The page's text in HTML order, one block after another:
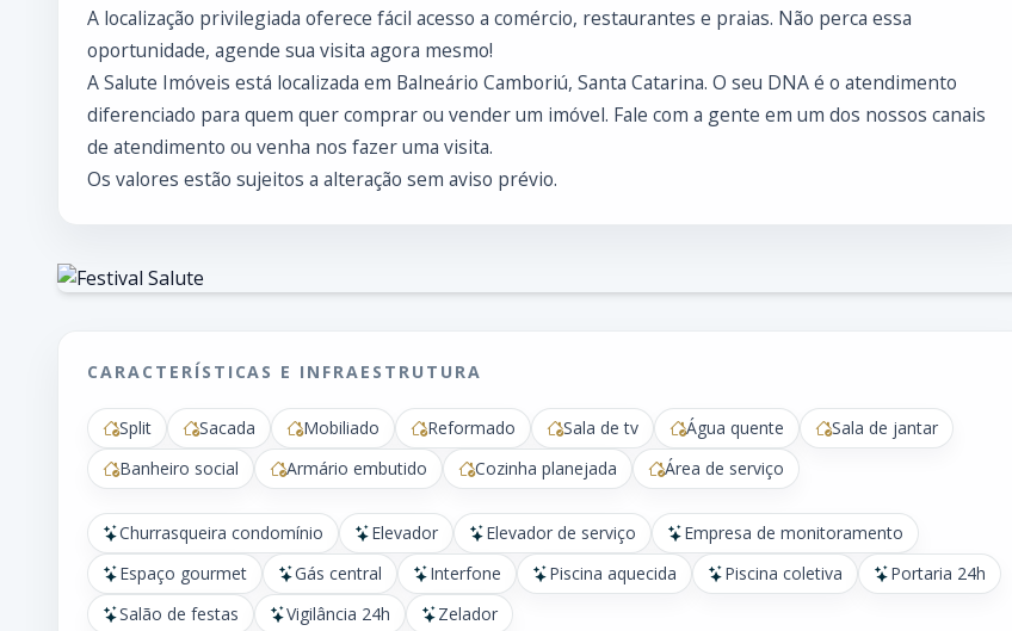
A localização privilegiada oferece fácil acesso a comércio, restaurantes e praias. Não perca essa
oportunidade, agende sua visita agora mesmo!
A Salute Imóveis está localizada em Balneário Camboriú, Santa Catarina. O seu DNA é o atendimento
diferenciado para quem quer comprar ou vender um imóvel. Fale com a gente em um dos nossos canais
de atendimento ou venha nos fazer uma visita.
Os valores estão sujeitos a alteração sem aviso prévio.
CARACTERÍSTICAS E INFRAESTRUTURA
Split Sacada Mobiliado Reformado Sala de tv Água quente
Sala de jantar
Banheiro social
Armário embutido Cozinha planejada Área de serviço
Churrasqueira condomínio Elevador Elevador de serviço
Empresa de monitoramento
Espaço gourmet
Gás central Interfone Piscina aquecida Piscina coletiva
Portaria 24h
Salão de festas
Vigilância 24h Zelador